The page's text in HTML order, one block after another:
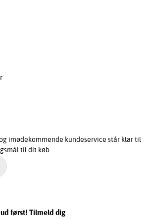
imødekommende kundeservice står klar til
til dit køb.
først! Tilmeld dig